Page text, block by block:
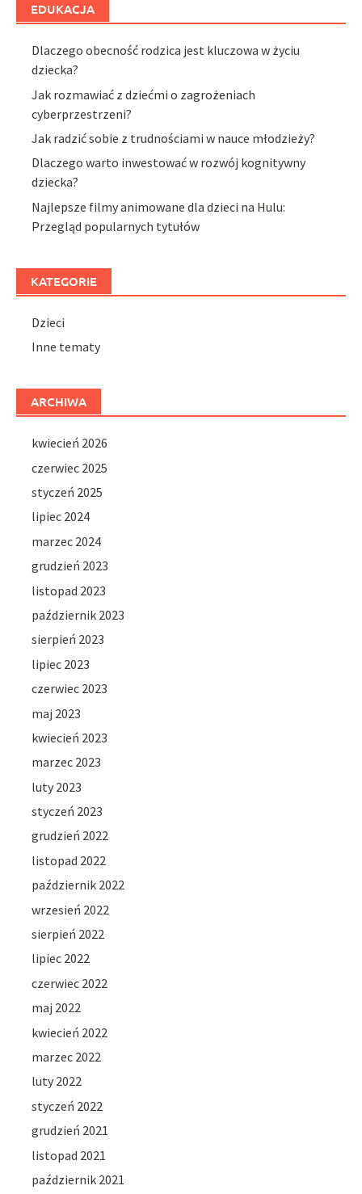
EDUKACJA
Dlaczego obecność rodzica jest kluczowa w życiu
dziecka?
Jak rozmawiać z dziećmi o zagrożeniach
cyberprzestrzeni?
Jak radzić sobie z trudnościami w nauce młodzieży?
Dlaczego warto inwestować w rozwój kognitywny
dziecka?
Najlepsze filmy animowane dla dzieci na Hulu:
Przegląd popularnych tytułów
KATEGORIE
Dzieci
Inne tematy
ARCHIWA
kwiecień 2026
czerwiec 2025
styczeń 2025
lipiec 2024
marzec 2024
grudzień 2023
listopad 2023
październik 2023
sierpień 2023
lipiec 2023
czerwiec 2023
maj 2023
kwiecień 2023
marzec 2023
luty 2023
styczeń 2023
grudzień 2022
listopad 2022
październik 2022
wrzesień 2022
sierpień 2022
lipiec 2022
czerwiec 2022
maj 2022
kwiecień 2022
marzec 2022
luty 2022
styczeń 2022
grudzień 2021
listopad 2021
październik 2021